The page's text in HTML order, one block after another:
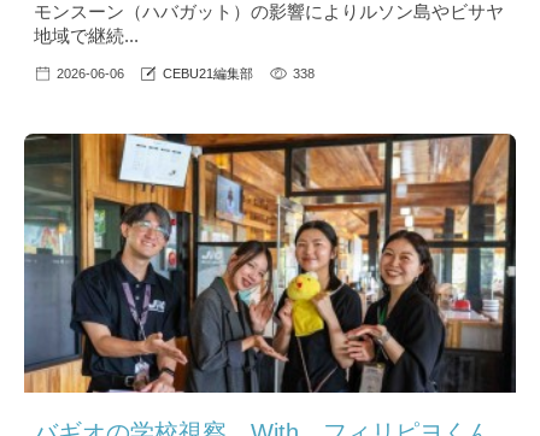
モンスーン（ハバガット）の影響によりルソン島やビサヤ
地域で継続...
2026-06-06 CEBU21編集部 338